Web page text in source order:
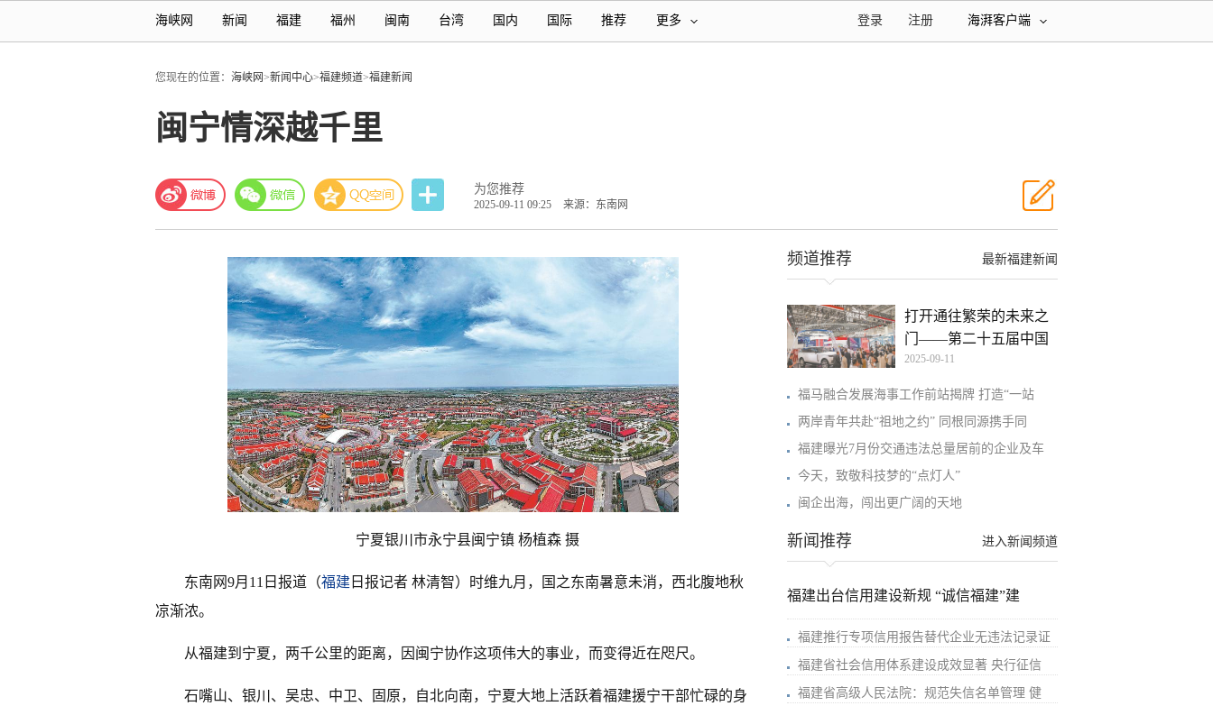
海峡网 新闻 福建 福州 闽南 台湾 国内 国际 推荐 更多 海湃客户端
注册
登录
您现在的位置： 海峡网>新闻中心>福建频道>福建新闻
闽宁情深越千里
为您推荐
2025-09-11 09:25 来源：东南网
宁夏银川市永宁县闽宁镇 杨植森 摄
东南网9月11日报道（福建 日报记者 林清智）时维九月，国之东南暑意未消，西北腹地秋
凉渐浓。
从福建到宁夏，两千公里的距离，因闽宁协作这项伟大的事业，而变得近在咫尺。
石嘴山、银川、吴忠、中卫、固原，自北向南，宁夏大地上活跃着福建援宁干部忙碌的身
最新福建新闻
频道推荐
打开通往繁荣的未来之
门——第二十五届中国
国
2025-09-11
福马融合发展海事工作前站揭牌 打造“一站
两岸青年共赴“祖地之约” 同根同源携手同
福建曝光7月份交通违法总量居前的企业及车
今天，致敬科技梦的“点灯人”
闽企出海，闯出更广阔的天地
进入新闻频道
新闻推荐
福建出台信用建设新规 “诚信福建”建
福建推行专项信用报告替代企业无违法记录证
福建省社会信用体系建设成效显著 央行征信
福建省高级人民法院：规范失信名单管理 健